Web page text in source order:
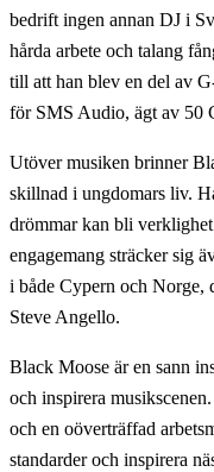
bedrift ingen annan DJ i
hårda arbete och talang
till att han blev en del av
för SMS Audio, ägt av 50
Utöver musiken brinner
skillnad i ungdomars liv.
drömmar kan bli
engagemang sträcker sig
i både Cypern och Norge,
Steve Angello.
Black Moose är en sann
och inspirera
och en oöverträffad
standarder och inspirera